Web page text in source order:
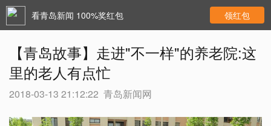
看青岛新闻 100%奖红包 领红包
【青岛故事】走进"不一样"的养老院:这
里的老人有点忙
2018-03-13 21:12:22 青岛新闻网